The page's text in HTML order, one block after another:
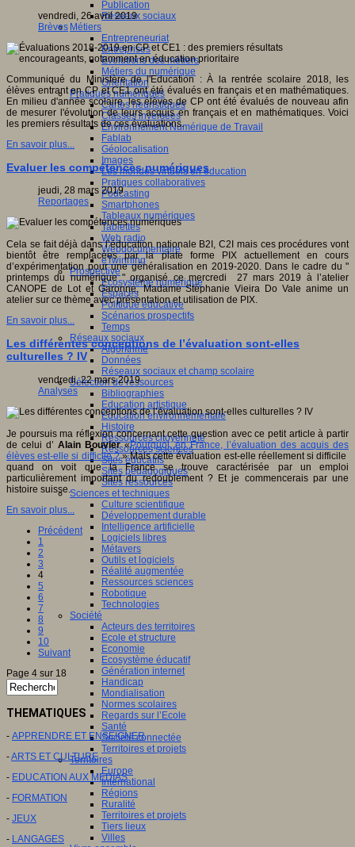
Publication
Réseaux sociaux
Métiers
Entrepreneuriat
Entreprises
Evolutions des métiers
Métiers du numérique
Orientation
Pratiques numériques
Cartes heuristiques
Classes inversées
Environnement Numérique de Travail
Fablab
Géolocalisation
Images
Les mondes virtuels en éducation
Pratiques collaboratives
Podcasting
Smartphones
Tableaux numériques
Tablettes
Web radio
Webdocumentaire
eTwinning
Prospective
Ecosystème numérique
Espaces
Politique éducative
Scénarios prospectifs
Temps
Réseaux sociaux
Algorithme
Données
Réseaux sociaux et champ scolaire
Sélection de ressources
Bibliographies
Education artistique
Education environnementale
Histoire
Ressources citoyenneté
Ressources sciences
Sites éducatifs
Sites pédagogiques
Sites ressources
Sciences et techniques
Culture scientifique
Développement durable
Intelligence artificielle
Logiciels libres
Métavers
Outils et logiciels
Réalité augmentée
Ressources sciences
Robotique
Technologies
Société
Acteurs des territoires
Ecole et structure
Economie
Ecosystème éducatif
Génération internet
Handicap
Mondialisation
Normes scolaires
Regards sur l’Ecole
Santé
Société connectée
Territoires et projets
Territoires
Europe
International
Régions
Ruralité
Territoires et projets
Tiers lieux
Villes
vendredi, 26 avril 2019
Brèves
Communiqué du Ministère de l'Education : À la rentrée scolaire 2018, les
élèves entrant en CP et CE1 ont été évalués en français et en mathématiques.
En milieu d'année scolaire, les élèves de CP ont été évalués de nouveau afin
de mesurer l'évolution de leurs acquis en français et en mathématiques. Voici
les premiers résultats de ces évaluations.
En savoir plus...
Evaluer les compétences numériques
jeudi, 28 mars 2019
Reportages
Cela se fait déjà dans l’éducation nationale B2I, C2I mais ces procédures vont
bientôt être remplacées par la plate forme PIX actuellement en cours
d’expérimentation pour une généralisation en 2019-2020. Dans le cadre du "
printemps du numérique " organisé ce mercredi 27 mars 2019 à l’atelier
CANOPE de Lot et Garonne, Madame Stéphanie Vieira Do Vale anime un
atelier sur ce thème avec présentation et utilisation de PIX.
En savoir plus...
Les différentes conceptions de l’évaluation sont-elles
culturelles ? IV
vendredi, 22 mars 2019
Analyses
Je poursuis ma réflexion concernant cette question avec ce petit article à partir
de celui d’ Alain Bouvier«Pourquoi, en France, l’évaluation des acquis des
élèves est-elle si difficile ?» Mais cette évaluation est-elle réellement si difficile
quand on voit que la France se trouve caractérisée par un emploi
particulièrement important du redoublement ? Et je commencerais par une
histoire suisse.
En savoir plus...
Précédent
1
2
3
4
5
6
7
8
9
10
Suivant
Page 4 sur 18
THEMATIQUES
- APPRENDRE ET ENSEIGNER
-ARTS ET CULTURE
- EDUCATION AUX MEDIAS
- FORMATION
- JEUX
- LANGAGES